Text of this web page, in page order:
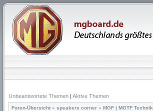
Unbeantwortete Themen | Aktive Themen
Foren-Übersicht » speakers corner » MGF | MGTF Technik